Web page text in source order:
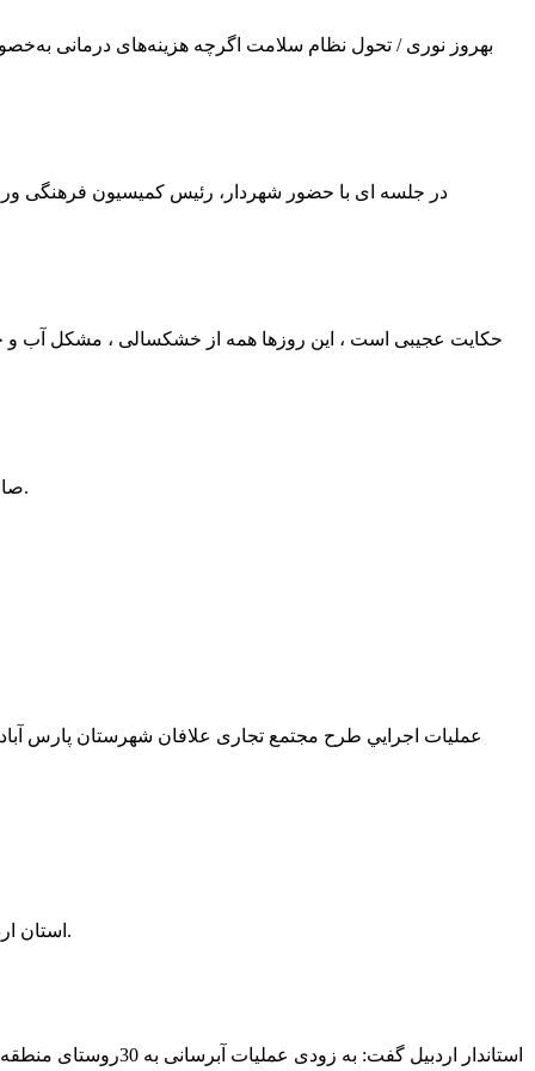
بهروز نوری / تحول نظام سلامت اگرچه هزینه‌های درمانی
در جلسه ای با حضور شهردار، رئیس کمیسیون فرهنگی
حکایت عجیبی است ، این روزها همه از خشکسالی ، مشکل آب و
صاحب این عکس جعفر مسگر اهری، 25سال پیش خانه ی خود در تهران را ترک کرده و 15سال پیش در منطقه دشت مغان مشاهده شده است.
استان اردبیل با داشتن مرزهای طولانی با چمهوری آذربایجان بی شک می تواند نقش مهمی در توسعه مناسبات ایران و جمهوری آذربایجان داشته باشد.